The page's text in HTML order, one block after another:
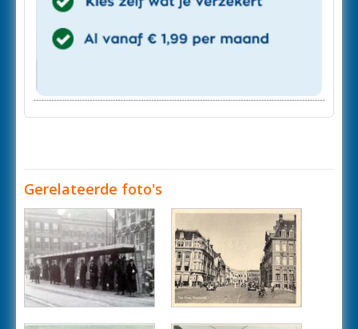
Gerelateerde foto's